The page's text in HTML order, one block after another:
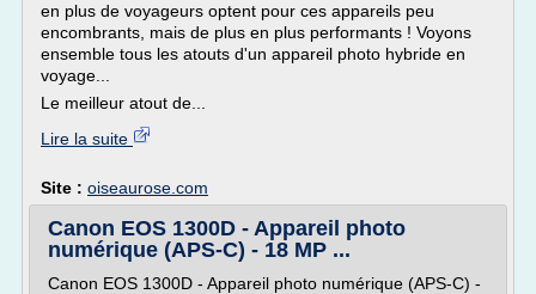
en plus de voyageurs optent pour ces appareils peu
encombrants, mais de plus en plus performants ! Voyons
ensemble tous les atouts d'un appareil photo hybride en
voyage...
Le meilleur atout de...
Lire la suite
Site : oiseaurose.com
Canon EOS 1300D - Appareil photo
numérique (APS-C) - 18 MP ...
Canon EOS 1300D - Appareil photo numérique (APS-C) -